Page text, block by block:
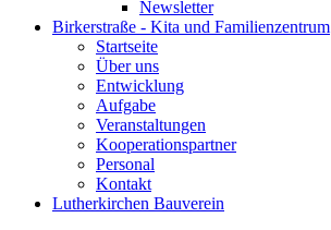
Newsletter
Birkerstraße - Kita und Familienzentrum
Startseite
Über uns
Entwicklung
Aufgabe
Veranstaltungen
Kooperationspartner
Personal
Kontakt
Lutherkirchen Bauverein